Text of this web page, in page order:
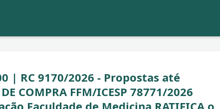
| RC 9170/2026 - Propostas até
COMPRA FFM/ICESP 78771/2026